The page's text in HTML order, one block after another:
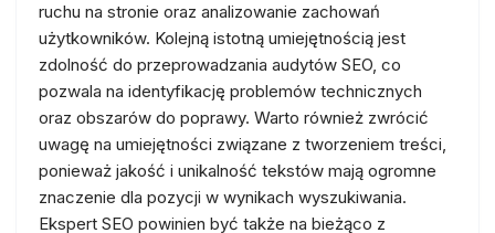
ruchu na stronie oraz analizowanie zachowań
użytkowników. Kolejną istotną umiejętnością jest
zdolność do przeprowadzania audytów SEO, co
pozwala na identyfikację problemów technicznych
oraz obszarów do poprawy. Warto również zwrócić
uwagę na umiejętności związane z tworzeniem treści,
ponieważ jakość i unikalność tekstów mają ogromne
znaczenie dla pozycji w wynikach wyszukiwania.
Ekspert SEO powinien być także na bieżąco z